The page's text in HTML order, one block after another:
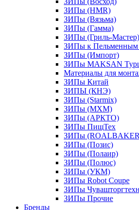
ЗИПы (HMR)
ЗИПы (Вязьма)
ЗИПы (Гамма)
ЗИПы (Гриль-Мастер)
ЗИПы к Пельменным
ЗИПы (Импорт)
ЗИПы MAKSAN
Материалы для
ЗИПы Китай
ЗИПЫ (КНЭ)
ЗИПы (Starmix)
ЗИПы (МХМ)
ЗИПы (АРКТО)
ЗИПы ПищТех
ЗИПы
ЗИПы (Позис)
ЗИПы (Полаир)
ЗИПы (Полюс)
ЗИПы (УКМ)
ЗИПы Robot Coupe
ЗИПы
ЗИПы Прочие
Бренды